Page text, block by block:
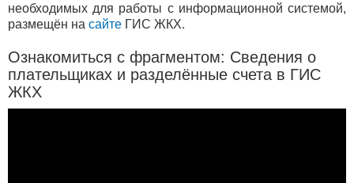
необходимых для работы с информационной системой,
размещён на сайте ГИС ЖКХ.
Ознакомиться с фрагментом: Сведения о
плательщиках и разделённые счета в ГИС
ЖКХ